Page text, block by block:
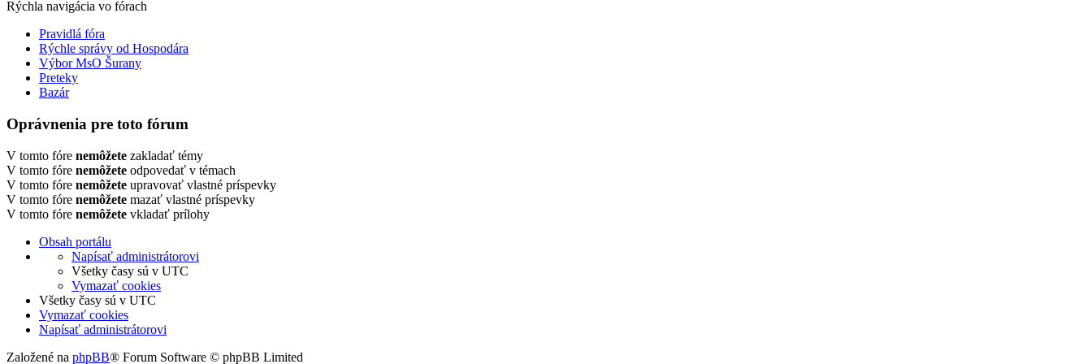
Rýchla navigácia vo fórach
Pravidlá fóra
Rýchle správy od Hospodára
Výbor MsO Šurany
Preteky
Bazár
Oprávnenia pre toto fórum
V tomto fóre nemôžete zakladať témy
V tomto fóre nemôžete odpovedať v témach
V tomto fóre nemôžete upravovať vlastné príspevky
V tomto fóre nemôžete mazať vlastné príspevky
V tomto fóre nemôžete vkladať prílohy
Obsah portálu
Napísať administrátorovi
Všetky časy sú v UTC
Vymazať cookies
Všetky časy sú v UTC
Vymazať cookies
Napísať administrátorovi
Založené na phpBB® Forum Software © phpBB Limited